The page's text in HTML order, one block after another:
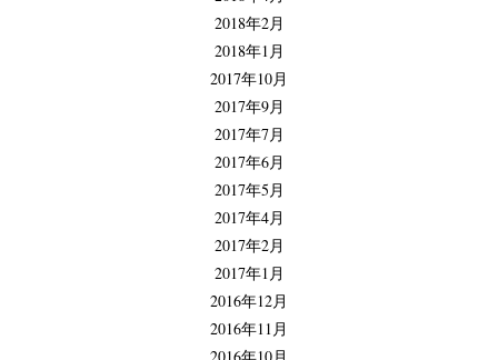
2018年2月
2018年1月
2017年10月
2017年9月
2017年7月
2017年6月
2017年5月
2017年4月
2017年2月
2017年1月
2016年12月
2016年11月